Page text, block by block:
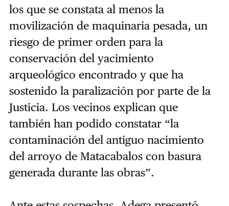
los que se constata al menos la
movilización de maquinaria pesada, un
riesgo de primer orden para la
conservación del yacimiento
arqueológico encontrado y que ha
sostenido la paralización por parte de la
Justicia. Los vecinos explican que
también han podido constatar “la
contaminación del antiguo nacimiento
del arroyo de Matacabalos con basura
generada durante las obras”.